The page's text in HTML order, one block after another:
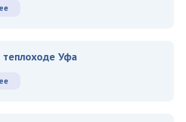
теплоходе Уфа